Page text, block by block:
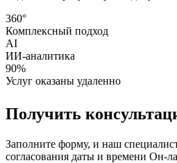
360°
Комплексный подход
AI
ИИ-аналитика
90%
Услуг оказаны удаленно
Получить
Заполните форму, и наш
согласования даты и времени Он-